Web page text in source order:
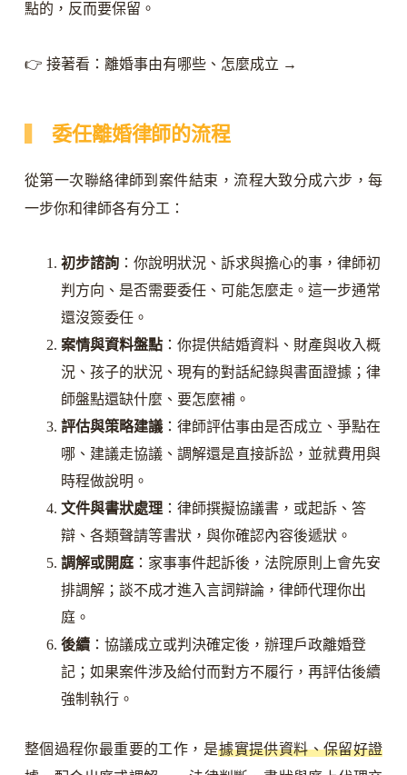
點的，反而要保留。
👉 接著看：離婚事由有哪些、怎麼成立 →
委任離婚律師的流程
從第一次聯絡律師到案件結束，流程大致分成六步，每
一步你和律師各有分工：
初步諮詢：你說明狀況、訴求與擔心的事，律師初
判方向、是否需要委任、可能怎麼走。這一步通常
還沒簽委任。
案情與資料盤點：你提供結婚資料、財產與收入概
況、孩子的狀況、現有的對話紀錄與書面證據；律
師盤點還缺什麼、要怎麼補。
評估與策略建議：律師評估事由是否成立、爭點在
哪、建議走協議、調解還是直接訴訟，並就費用與
時程做說明。
文件與書狀處理：律師撰擬協議書，或起訴、答
辯、各類聲請等書狀，與你確認內容後遞狀。
調解或開庭：家事事件起訴後，法院原則上會先安
排調解；談不成才進入言詞辯論，律師代理你出
庭。
後續：協議成立或判決確定後，辦理戶政離婚登
記；如果案件涉及給付而對方不履行，再評估後續
強制執行。
整個過程你最重要的工作，是據實提供資料、保留好證